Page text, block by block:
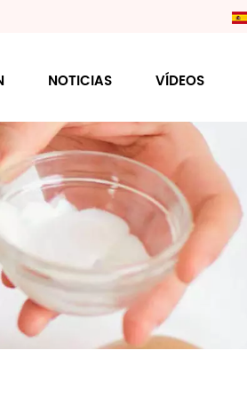
NOTICIAS VÍDEOS